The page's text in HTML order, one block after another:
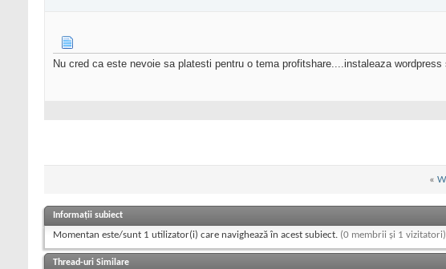
Nu cred ca este nevoie sa platesti pentru o tema profitshare....instaleaza
«
Informații subiect
Momentan este/sunt 1 utilizator(i) care navighează în acest subiect. (0 membrii și 1 vizitatori)
Thread-uri Similare